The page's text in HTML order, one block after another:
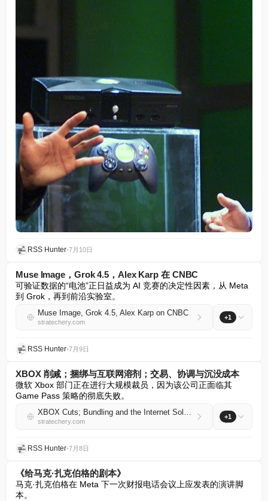
RSS Hunter•7月10日
Muse Image，Grok 4.5，Alex Karp 在 CNBC
可验证数据的“电池”正日益成为 AI 竞赛的决定性因素，从 Meta
到 Grok，再到前沿实验室。
Muse Image, Grok 4.5, Alex Karp on CNBC
stratechery.com
+1
RSS Hunter•7月9日
XBOX 削减；捆绑与互联网溶剂；交易、协调与沉没成本
微软 Xbox 部门正在进行大规模裁员，因为该公司正面临其
Game Pass 策略的彻底失败。
XBOX Cuts; Bundling and the Internet Solvent; Transaction, Coordination, and Sunk Costs
stratechery.com
+1
RSS Hunter•7月8日
《给马克·扎克伯格的剧本》
马克·扎克伯格在 Meta 下一次财报电话会议上应发表的演讲脚
本。